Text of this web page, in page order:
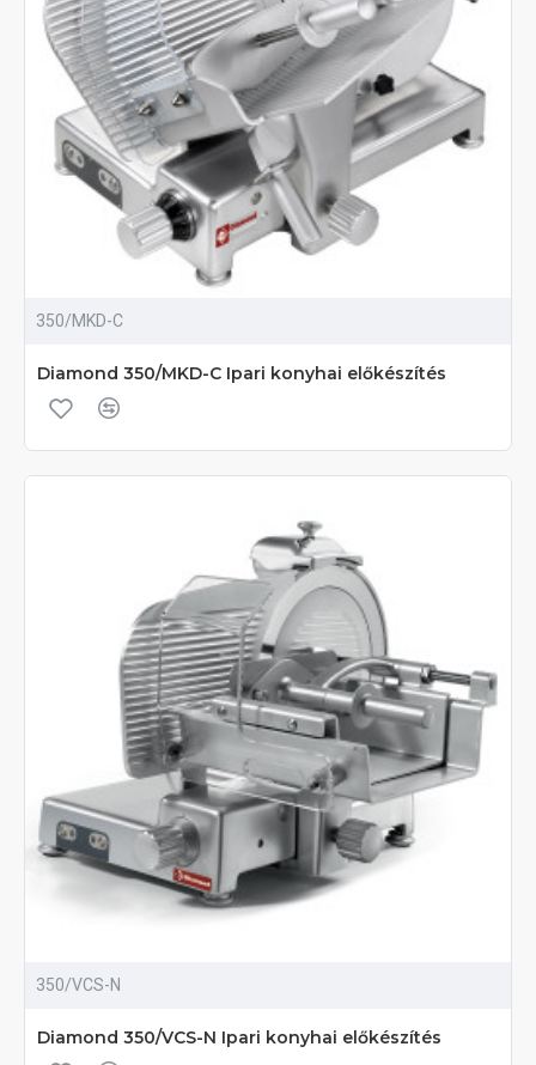
350/MKD-C
Diamond 350/MKD-C Ipari konyhai előkészítés
350/VCS-N
Diamond 350/VCS-N Ipari konyhai előkészítés